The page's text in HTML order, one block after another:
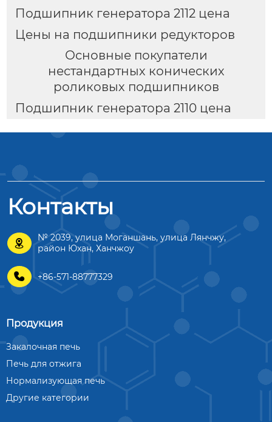
Подшипник генератора 2112 цена
Цены на подшипники редукторов
Основные покупатели
нестандартных конических
роликовых подшипников
Подшипник генератора 2110 цена
Контакты

№ 2039, улица Моганшань, улица Лянчжу,
район Юхан, Ханчжоу
 +86-571-88777329
Продукция
Закалочная печь
Печь для отжига
Нормализующая печь
Другие категории